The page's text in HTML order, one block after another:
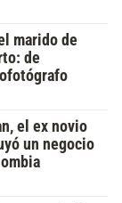
marido de
de
el ex novio
un negocio